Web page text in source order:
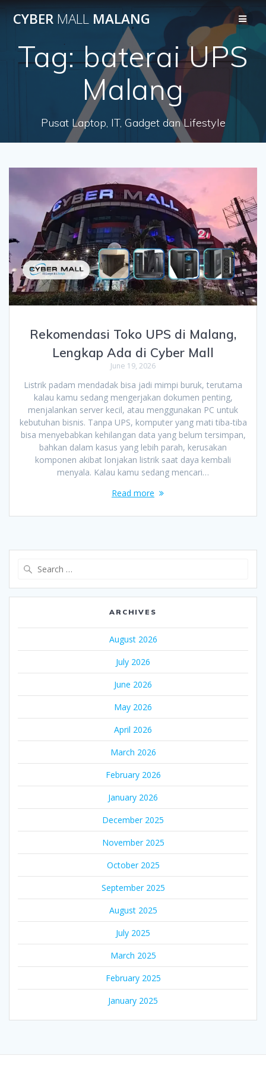
to
content
CYBER MALL MALANG
Tag:baterai UPS
Malang
Pusat Laptop, IT, Gadget dan Lifestyle
Rekomendasi Toko UPS di Malang,
Lengkap Ada di Cyber Mall
June 19, 2026
Listrik padam mendadak bisa jadi mimpi buruk, terutama
kalau kamu sedang mengerjakan dokumen penting,
menjalankan server kecil, atau menggunakan PC untuk
kebutuhan bisnis. Tanpa UPS, komputer yang mati tiba-tiba
bisa menyebabkan kehilangan data yang belum tersimpan,
bahkan dalam kasus yang lebih parah, kerusakan
komponen akibat lonjakan listrik saat daya kembali
menyala. Kalau kamu sedang mencari…
Read more
ARCHIVES
August 2026
July 2026
June 2026
May 2026
April 2026
March 2026
February 2026
January 2026
December 2025
November 2025
October 2025
September 2025
August 2025
July 2025
March 2025
February 2025
January 2025